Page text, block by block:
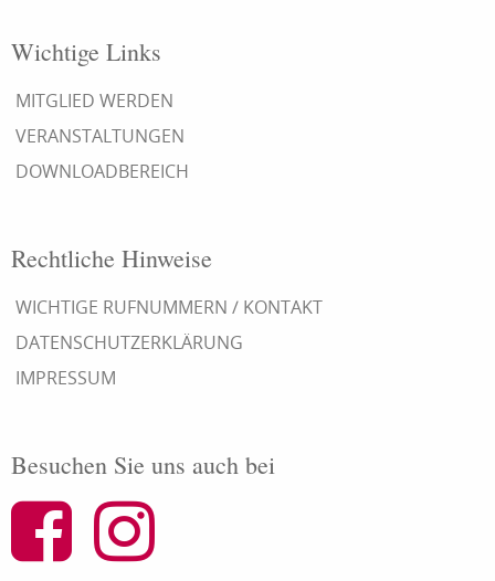
Wichtige Links
MITGLIED WERDEN
VERANSTALTUNGEN
DOWNLOADBEREICH
Rechtliche Hinweise
WICHTIGE RUFNUMMERN / KONTAKT
DATENSCHUTZERKLÄRUNG
IMPRESSUM
Besuchen Sie uns auch bei